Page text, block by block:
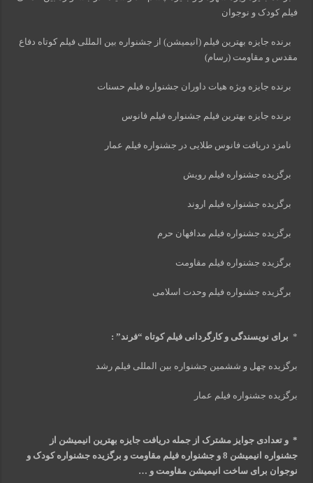
فیلم کودک و نوجوان
برنده جایزه بهترین فیلم (انیمیشن) از جشنواره بین المللی فیلم کوتاه دفاع
مقدس و مقاومت (رسام)
برنده جایزه ویژه هیات داوران جشنواره فیلم حسنات
برنده جایزه بهترین فیلم جشنواره فیلم فانوس
نامزد دریافت فانوس طلایی در جشنواره فیلم عمار
برگزیده جشنواره فیلم رویش
برگزیده جشنواره فیلم اروند
برگزیده جشنواره فیلم مدافهان حرم
برگزیده جشنواره فیلم مقاومت
برگزیده جشنواره فیلم وحدت اسلامی
* برای نویسندگی و کارگردانی فیلم کوتاه “فرند” :
برگزیده چهل و ششمین جشنواره بین المللی فیلم رشد
برگزیده جشنواره فیلم عمار
* و تعدادی جوایز مشترک از جمله دریافت جایزه بهترین انیمیشن از
جشنواره انیمیشن 8 و جشنواره فیلم مقاومت و برگزیده جشنواره کودک و
نوجوان برای ساخت انیمیشن مقاومت و …